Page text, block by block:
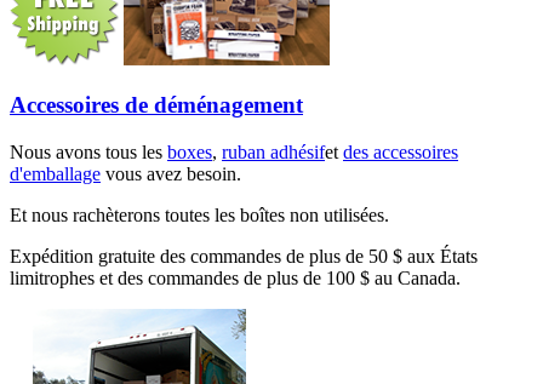
Accessoires de déménagement
Nous avons tous les boxes, ruban adhésifet des accessoires
d'emballage vous avez besoin.
Et nous rachèterons toutes les boîtes non utilisées.
Expédition gratuite des commandes de plus de 50 $ aux États
limitrophes et des commandes de plus de 100 $ au Canada.